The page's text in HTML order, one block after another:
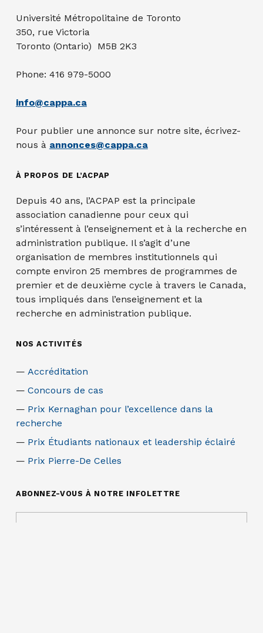
Université Métropolitaine de Toronto
350, rue Victoria
Toronto (Ontario) M5B 2K3
Phone: 416 979-5000
info@cappa.ca
Pour publier une annonce sur notre site, écrivez-
nous à annonces@cappa.ca
À PROPOS DE L’ACPAP
Depuis 40 ans, l’ACPAP est la principale
association canadienne pour ceux qui
s’intéressent à l’enseignement et à la recherche en
administration publique. Il s’agit d’une
organisation de membres institutionnels qui
compte environ 25 membres de programmes de
premier et de deuxième cycle à travers le Canada,
tous impliqués dans l’enseignement et la
recherche en administration publique.
NOS ACTIVITÉS
Accréditation
Concours de cas
Prix Kernaghan pour l’excellence dans la
recherche
Prix Étudiants nationaux et leadership éclairé
Prix Pierre-De Celles
ABONNEZ-VOUS À NOTRE INFOLETTRE